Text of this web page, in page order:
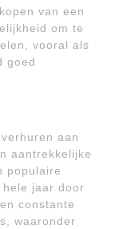
van een
om te
vooral als
goed
aan
aantrekkelijke
populaire
jaar door
constante
waaronder